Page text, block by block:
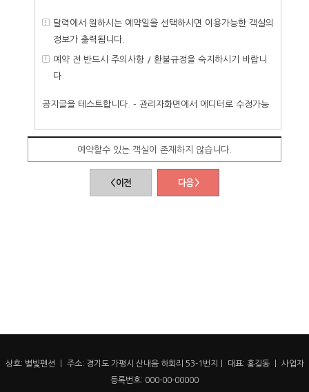
달력에서 원하시는 예약일을 선택하시면 이용가능한 객실의
정보가 출력됩니다.
예약 전 반드시 주의사항 / 환불규정을 숙지하시기 바랍니
다.
공지글을 테스트합니다. - 관리자화면에서 에디터로 수정가능
예약할수 있는 객실이 존재하지 않습니다.
< 이전 다음 >
상호: 별빛펜션 ㅣ 주소: 경기도 가평시 산내음 하회리 53-1번지ㅣ 대표: 홍길동 ㅣ 사업자
등록번호: 000-00-00000